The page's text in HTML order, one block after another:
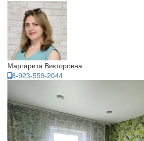
Маргарита Викторовна
8-923-559-2044